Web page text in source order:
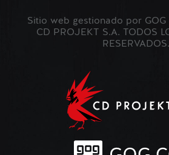
Sitio web gestionado por GOG
CD PROJEKT S.A. TODOS
RESERVADOS.